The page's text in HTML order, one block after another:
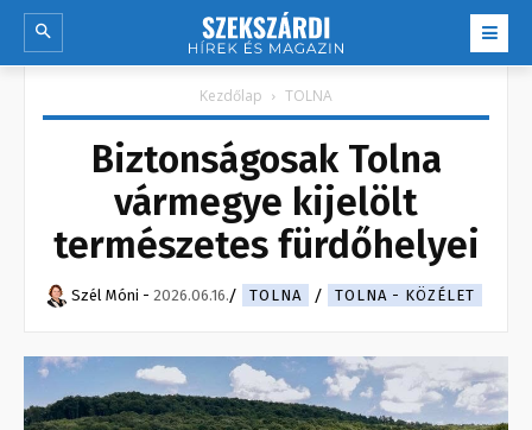
Kezdőlap TOLNA
Biztonságosak Tolna
vármegye kijelölt
természetes fürdőhelyei
Szél Móni - 2026.06.16. TOLNA TOLNA - KÖZÉLET